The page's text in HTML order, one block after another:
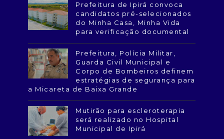
Prefeitura de Ipirá convoca
candidatos pré-selecionados
do Minha Casa, Minha Vida
para verificação documental
Prefeitura, Polícia Militar,
Guarda Civil Municipal e
Corpo de Bombeiros definem
estratégias de segurança para
a Micareta de Baixa Grande
Mutirão para escleroterapia
será realizado no Hospital
Municipal de Ipirá